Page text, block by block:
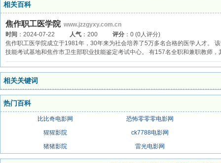
相关百科
焦作职工医学院 www.jzzgyxy.com.cn
时间 ：2024-07-22 人气 ：200 评分 ：0 (0人评分)
焦作职工医学院成立于1981年，30年来为社会培养了5万多名合格的医学人才。
技能考试基地和焦作市卫生部职业技能鉴定考试中心。 有157名全职和兼职教师
相关关键词
热门百科
比比奇电影网
恐怖零零零电影网
猩猩影院
ck7788电影网
猪猪影院
雷光电影网